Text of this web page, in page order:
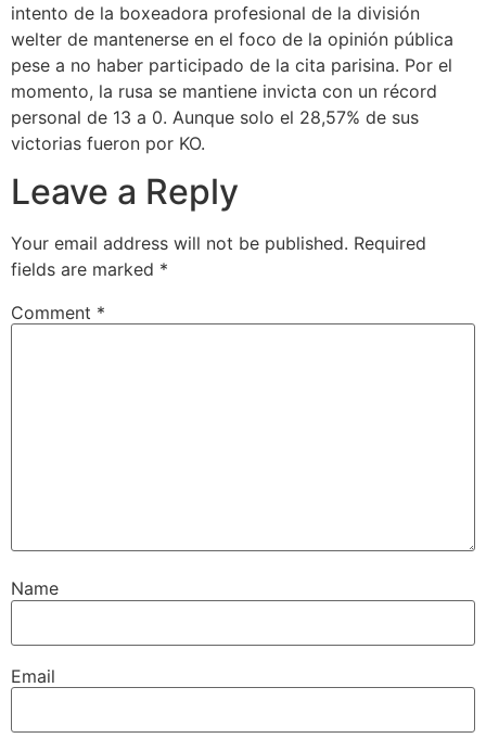
intento de la boxeadora profesional de la división
welter de mantenerse en el foco de la opinión pública
pese a no haber participado de la cita parisina. Por el
momento, la rusa se mantiene invicta con un récord
personal de 13 a 0. Aunque solo el 28,57% de sus
victorias fueron por KO.
Leave a Reply
Your email address will not be published. Required
fields are marked *
Comment *
Name
Email